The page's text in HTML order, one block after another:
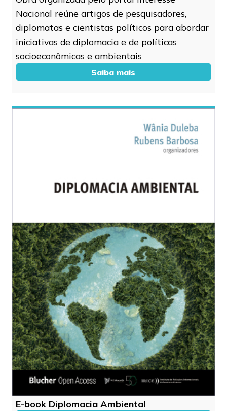
Nacional reúne artigos de pesquisadores,
diplomatas e cientistas políticos para abordar
iniciativas de diplomacia e de políticas
socioeconômicas e ambientais
Saiba mais
E-book Diplomacia Ambiental